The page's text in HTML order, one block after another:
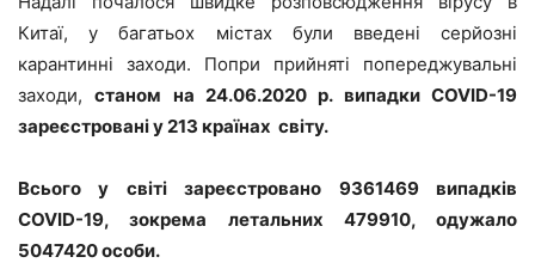
Китаї, у багатьох містах були введені серйозні
карантинні заходи. Попри прийняті попереджувальні
заходи,станом на 24.06.2020 р. випадкиCOVID-19
зареєстровані у 213 країнах світу.
Всього у світі зареєстровано 9361469 випадків
COVID-19, зокрема летальних 479910, одужало
5047420 особи.